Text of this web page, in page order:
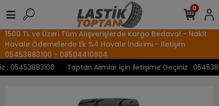
1500 TL ve Üzeri Tüm Alışverişlerde Kargo Bedava! - Nakit
Havale Ödemelerde Ek %4 Havale İndirimi - İletişim
05453883100 - 08504410804
Toptan Alımlar İçin İletişime Geçiniz :
0